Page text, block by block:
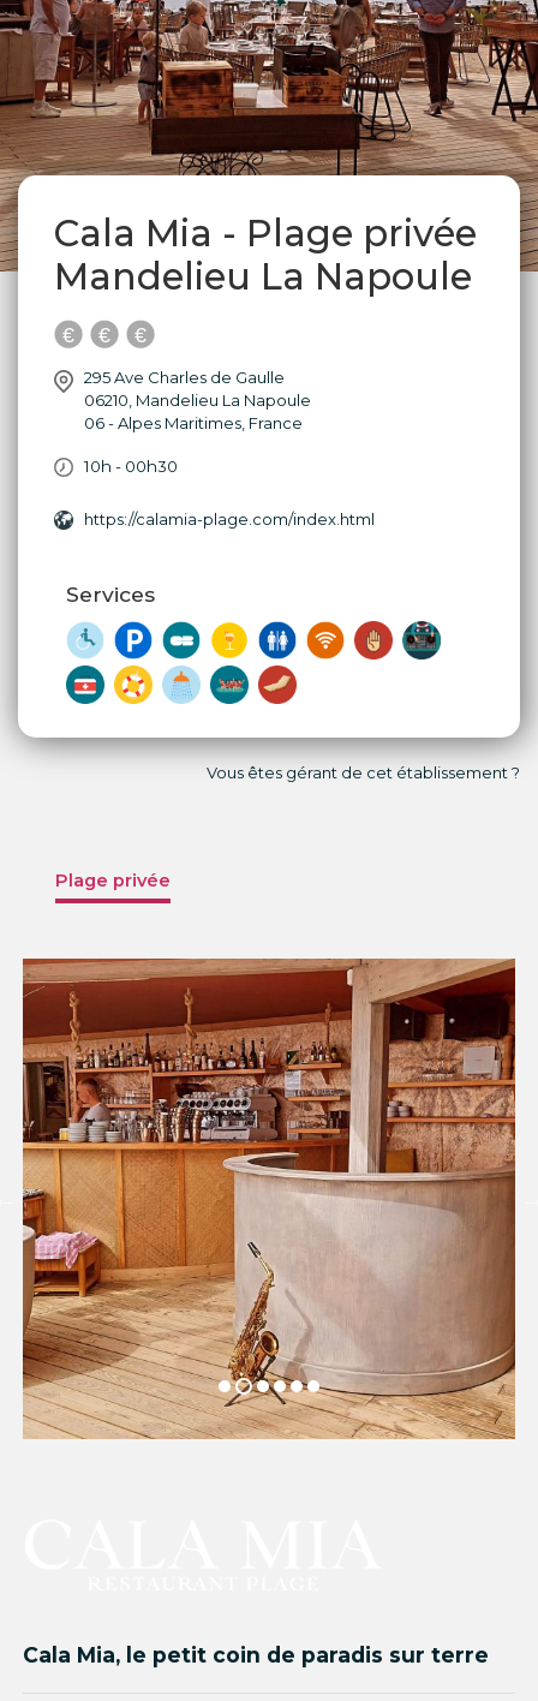
Cala Mia - Plage privée
Mandelieu La Napoule
295 Ave Charles de Gaulle
06210, Mandelieu La Napoule
06 - Alpes Maritimes, France
10h - 00h30
https://calamia-plage.com/index.html
Services
Vous êtes gérant de cet établissement ?
Plage privée
Cala Mia, le petit coin de paradis sur terre